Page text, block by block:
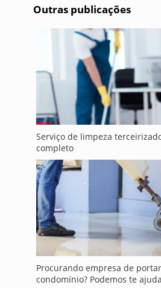
Outras publicações
Serviço de limpeza
completo
Procurando empresa de
condomínio? Podemos te